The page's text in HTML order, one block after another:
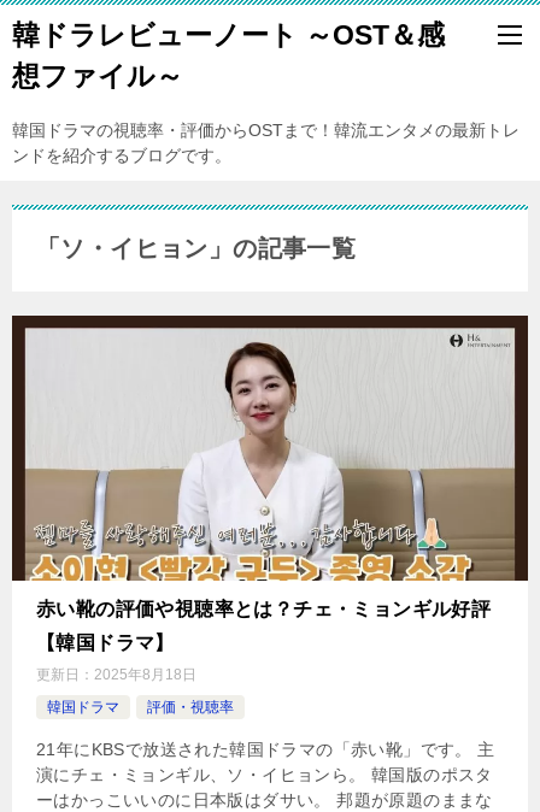
韓ドラレビューノート ～OST＆感
想ファイル～
韓国ドラマの視聴率・評価からOSTまで！韓流エンタメの最新トレ
ンドを紹介するブログです。
「ソ・イヒョン」の記事一覧
赤い靴の評価や視聴率とは？チェ・ミョンギル好評
【韓国ドラマ】
更新日： 2025年8月18日
韓国ドラマ
評価・視聴率
21年にKBSで放送された韓国ドラマの「赤い靴」です。 主
演にチェ・ミョンギル、ソ・イヒョンら。 韓国版のポスタ
ーはかっこいいのに日本版はダサい。 邦題が原題のままな